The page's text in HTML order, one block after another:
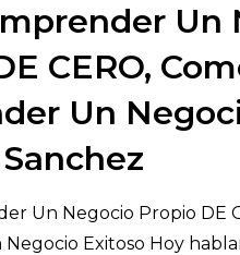
Un
CERO,
Un
Un Negocio Propio DE
Exitoso Hoy